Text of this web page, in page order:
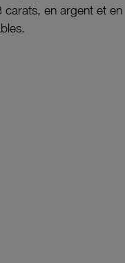
carats, en argent et en